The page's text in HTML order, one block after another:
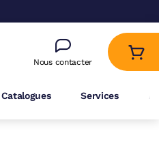
Nous contacter
Catalogues Services